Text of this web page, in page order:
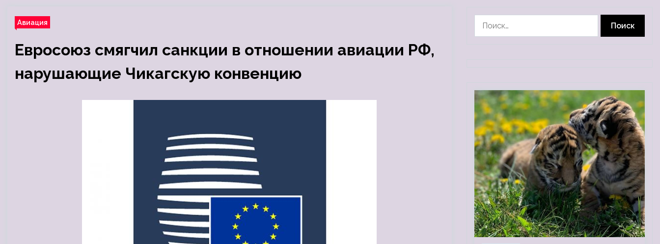
Авиация
Евросоюз смягчил санкции в отношении авиации РФ,
нарушающие Чикагскую конвенцию